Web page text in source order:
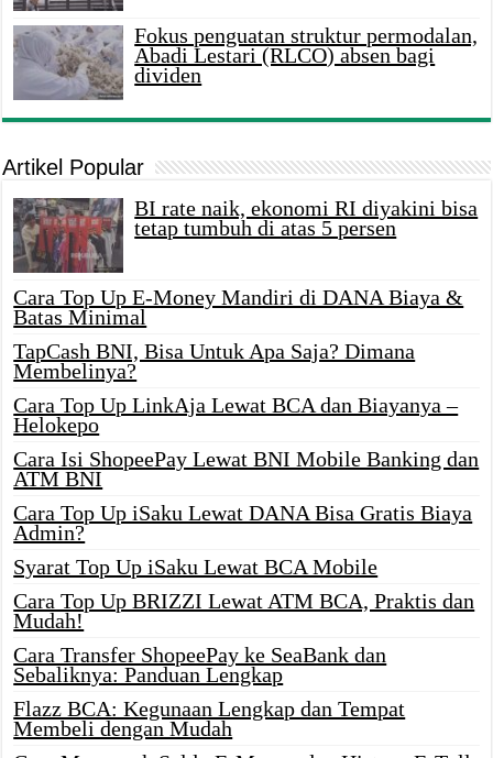
Fokus penguatan struktur permodalan,
Abadi Lestari (RLCO) absen bagi
dividen
Artikel Popular
BI rate naik, ekonomi RI diyakini bisa
tetap tumbuh di atas 5 persen
Cara Top Up E-Money Mandiri di DANA Biaya &
Batas Minimal
TapCash BNI, Bisa Untuk Apa Saja? Dimana
Membelinya?
Cara Top Up LinkAja Lewat BCA dan Biayanya –
Helokepo
Cara Isi ShopeePay Lewat BNI Mobile Banking dan
ATM BNI
Cara Top Up iSaku Lewat DANA Bisa Gratis Biaya
Admin?
Syarat Top Up iSaku Lewat BCA Mobile
Cara Top Up BRIZZI Lewat ATM BCA, Praktis dan
Mudah!
Cara Transfer ShopeePay ke SeaBank dan
Sebaliknya: Panduan Lengkap
Flazz BCA: Kegunaan Lengkap dan Tempat
Membeli dengan Mudah